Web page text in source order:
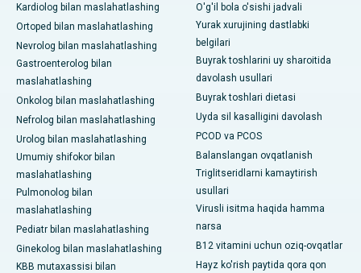
Kardiolog bilan maslahatlashing
Ortoped bilan maslahatlashing
Nevrolog bilan maslahatlashing
Gastroenterolog bilan
maslahatlashing
Onkolog bilan maslahatlashing
Nefrolog bilan maslahatlashing
Urolog bilan maslahatlashing
Umumiy shifokor bilan
maslahatlashing
Pulmonolog bilan
maslahatlashing
Pediatr bilan maslahatlashing
Ginekolog bilan maslahatlashing
KBB mutaxassisi bilan
O'g'il bola o'sishi jadvali
Yurak xurujining dastlabki
belgilari
Buyrak toshlarini uy sharoitida
davolash usullari
Buyrak toshlari dietasi
Uyda sil kasalligini davolash
PCOD va PCOS
Balanslangan ovqatlanish
Triglitseridlarni kamaytirish
usullari
Virusli isitma haqida hamma
narsa
B12 vitamini uchun oziq-ovqatlar
Hayz ko'rish paytida qora qon